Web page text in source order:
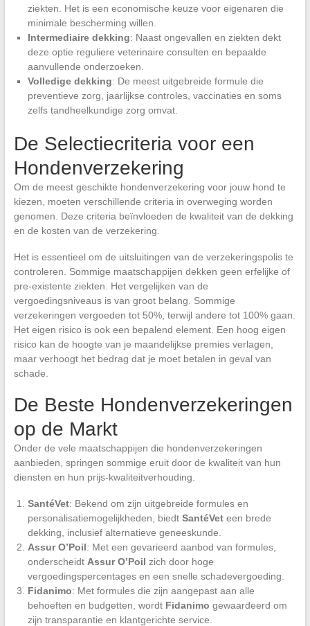
ziekten. Het is een economische keuze voor eigenaren die
minimale bescherming willen.
Intermediaire dekking: Naast ongevallen en ziekten dekt
deze optie reguliere veterinaire consulten en bepaalde
aanvullende onderzoeken.
Volledige dekking: De meest uitgebreide formule die
preventieve zorg, jaarlijkse controles, vaccinaties en soms
zelfs tandheelkundige zorg omvat.
De Selectiecriteria voor een
Hondenverzekering
Om de meest geschikte hondenverzekering voor jouw hond te
kiezen, moeten verschillende criteria in overweging worden
genomen. Deze criteria beïnvloeden de kwaliteit van de dekking
en de kosten van de verzekering.
Het is essentieel om de uitsluitingen van de verzekeringspolis te
controleren. Sommige maatschappijen dekken geen erfelijke of
pre-existente ziekten. Het vergelijken van de
vergoedingsniveaus is van groot belang. Sommige
verzekeringen vergoeden tot 50%, terwijl andere tot 100% gaan.
Het eigen risico is ook een bepalend element. Een hoog eigen
risico kan de hoogte van je maandelijkse premies verlagen,
maar verhoogt het bedrag dat je moet betalen in geval van
schade.
De Beste Hondenverzekeringen
op de Markt
Onder de vele maatschappijen die hondenverzekeringen
aanbieden, springen sommige eruit door de kwaliteit van hun
diensten en hun prijs-kwaliteitverhouding.
SantéVet: Bekend om zijn uitgebreide formules en
personalisatiemogelijkheden, biedt SantéVeteen brede
dekking, inclusief alternatieve geneeskunde.
Assur O’Poil: Met een gevarieerd aanbod van formules,
onderscheidt Assur O’Poil zich door hoge
vergoedingspercentages en een snelle schadevergoeding.
Fidanimo: Met formules die zijn aangepast aan alle
behoeften en budgetten, wordt Fidanimo gewaardeerd om
zijn transparantie en klantgerichte service.